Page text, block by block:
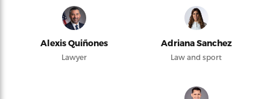
Alexis Quiñones
Lawyer
Adriana Sanchez
Law and sport